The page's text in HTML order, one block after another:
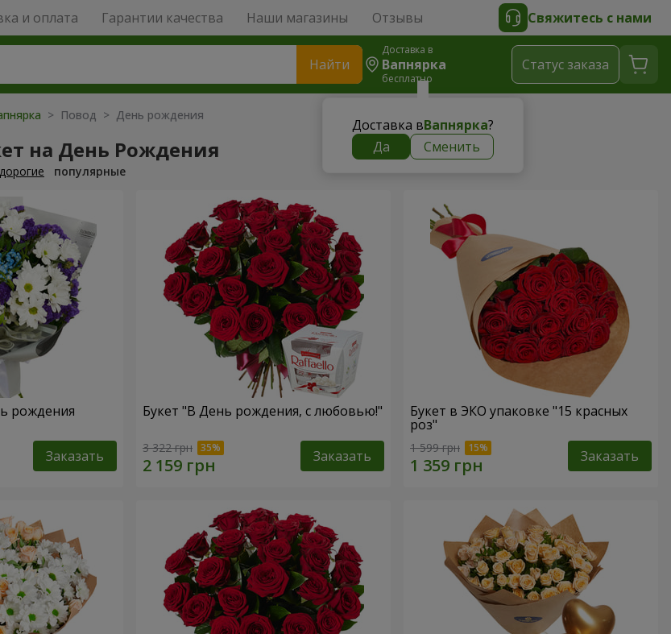
и оплата Гарантии качества Наши магазины Отзывы Свяжитесь с нами
Найти
Доставка в
Вапнярка
бесплатно
Доставка вВапнярка?
Да
Сменить
Cтатус заказа
> Повод > День рождения
на День Рождения
дорогие популярные
рождения
Заказать
Букет "В День рождения, с любовью!"
3 322 грн Заказать
Букет в ЭКО упаковке "15 красных
роз"
1 599 грн Заказать